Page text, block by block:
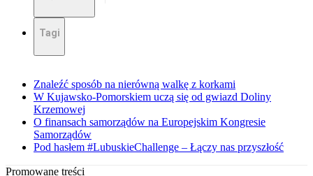
Tagi
Znaleźć sposób na nierówną walkę z korkami
W Kujawsko-Pomorskiem uczą się od gwiazd Doliny
Krzemowej
O finansach samorządów na Europejskim Kongresie
Samorządów
Pod hasłem #LubuskieChallenge – Łączy nas przyszłość
Promowane treści